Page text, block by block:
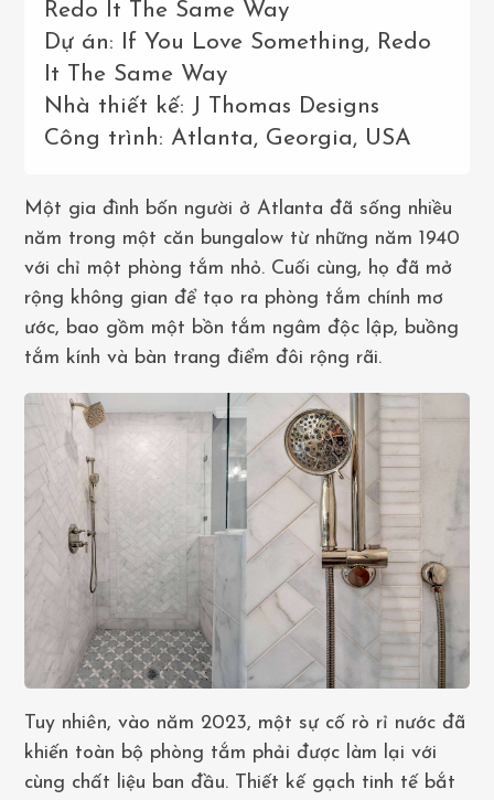
Redo It The Same Way
Dự án: If You Love Something, Redo
It The Same Way
Nhà thiết kế: J Thomas Designs
Công trình: Atlanta, Georgia, USA
Một gia đình bốn người ở Atlanta đã sống nhiều
năm trong một căn bungalow từ những năm 1940
với chỉ một phòng tắm nhỏ. Cuối cùng, họ đã mở
rộng không gian để tạo ra phòng tắm chính mơ
ước, bao gồm một bồn tắm ngâm độc lập, buồng
tắm kính và bàn trang điểm đôi rộng rãi.
Tuy nhiên, vào năm 2023, một sự cố rò rỉ nước đã
khiến toàn bộ phòng tắm phải được làm lại với
cùng chất liệu ban đầu. Thiết kế gạch tinh tế bắt